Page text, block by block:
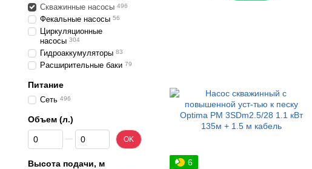
6
Скважинные насосы 496
Фекальные насосы 56
Циркуляционные
насосы 304
Гидроаккумуляторы 83
Расширительные баки 79
Питание
Сеть 496
Объем (л.)
От Объем (л.)
До Объем (л.) OK
Высота подачи, м